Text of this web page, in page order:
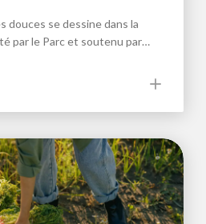
douces se dessine dans la
par le Parc et soutenu par…